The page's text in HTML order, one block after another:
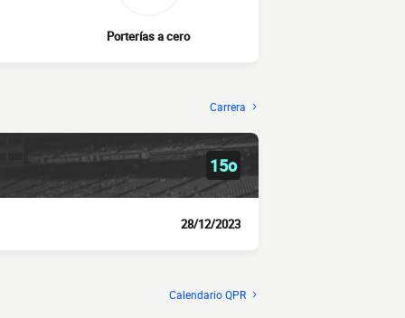
Porterías a cero
Carrera
15o
28/12/2023
Calendario QPR